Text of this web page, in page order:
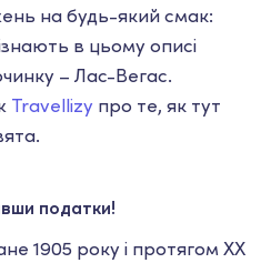
на будь-який смак:
в цьому описі
– Лас-Вегас.
Travellizy про те, як тут
податки!
1905 року і протягом ХХ